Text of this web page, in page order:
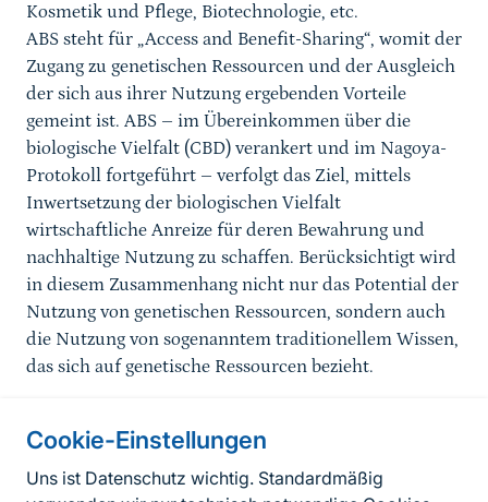
Cookie-Einstellungen
Uns ist Datenschutz wichtig. Standardmäßig
Kosmetik und Pflege, Biotechnologie, etc.
ABS steht für „Access and Benefit-Sharing“, womit der
Zugang zu genetischen Ressourcen und der Ausgleich
der sich aus ihrer Nutzung ergebenden Vorteile
gemeint ist. ABS – im Übereinkommen über die
biologische Vielfalt (CBD) verankert und im Nagoya-
Protokoll fortgeführt – verfolgt das Ziel, mittels
Inwertsetzung der biologischen Vielfalt
wirtschaftliche Anreize für deren Bewahrung und
nachhaltige Nutzung zu schaffen. Berücksichtigt wird
in diesem Zusammenhang nicht nur das Potential der
Nutzung von genetischen Ressourcen, sondern auch
die Nutzung von sogenanntem traditionellem Wissen,
das sich auf genetische Ressourcen bezieht.
Informationen zur Seite